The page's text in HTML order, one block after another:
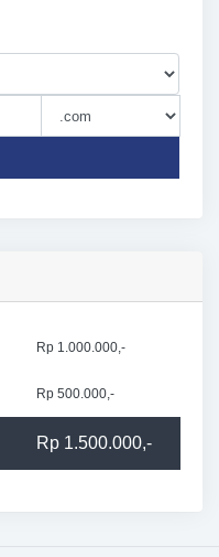
Rp 1.000.000,-
Rp 500.000,-
Rp 1.500.000,-